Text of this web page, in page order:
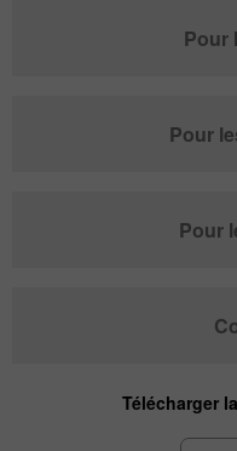
Pour
Pour
Pour
Télécharger